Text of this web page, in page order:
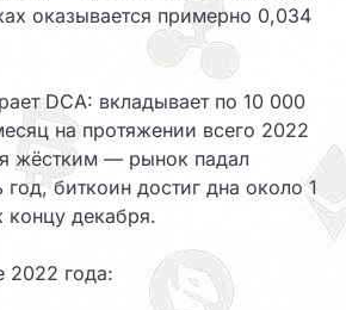
оказывается примерно 0,034
DCA: вкладывает по 10 000
на протяжении всего 2022
жёстким — рынок падал
год, биткоин достиг дна около 1
декабря.
2022 года: